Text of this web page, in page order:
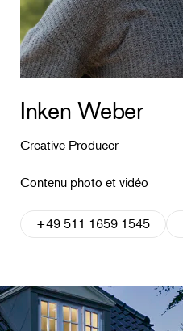
Inken Weber
Creative Producer
Contenu photo et vidéo
+49 511 1659 1545